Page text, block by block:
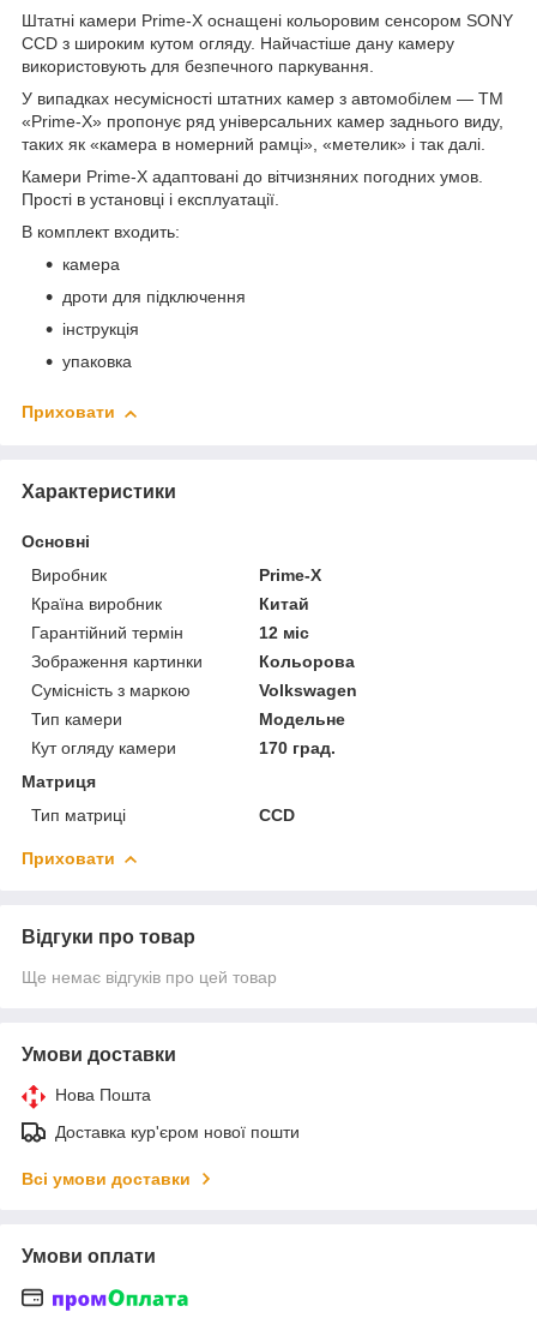
Штатні камери Prime-X оснащені кольоровим сенсором SONY
CCD з широким кутом огляду. Найчастіше дану камеру
використовують для безпечного паркування.
У випадках несумісності штатних камер з автомобілем — ТМ
«Prime-X» пропонує ряд універсальних камер заднього виду,
таких як «камера в номерний рамці», «метелик» і так далі.
Камери Prime-X адаптовані до вітчизняних погодних умов.
Прості в установці і експлуатації.
В комплект входить:
камера
дроти для підключення
інструкція
упаковка
Приховати
Характеристики
Основні
Виробник
Prime-X
Країна виробник
Китай
Гарантійний термін
12 міс
Зображення картинки
Кольорова
Сумісність з маркою
Volkswagen
Тип камери
Модельне
Кут огляду камери
170 град.
Матриця
Тип матриці
CCD
Приховати
Відгуки про товар
Ще немає відгуків про цей товар
Умови доставки
Нова Пошта
Доставка кур'єром нової пошти
Всі умови доставки
Умови оплати